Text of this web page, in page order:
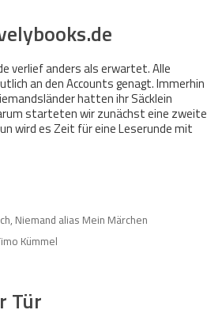
verlief anders als erwartet. Alle
an den Accounts genagt. Immerhin
hatten ihr Säcklein
starteten wir zunächst eine zweite
wird es Zeit für eine Leserunde mit
, Niemand alias Mein Märchen
Kümmel
Tür